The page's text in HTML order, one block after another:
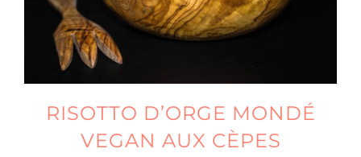
RISOTTO D’ORGE MONDÉ
VEGAN AUX CÈPES